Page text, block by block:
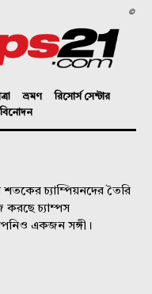
©
ভ্রমণ
রিসোর্স সেন্টার
বিনোদন
চ্যাম্পিয়নদের তৈরি
করছে চ্যাম্পস
একজন সঙ্গী।